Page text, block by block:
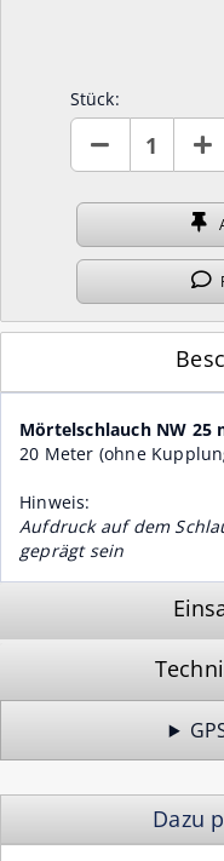
Stück:
Stück
Mörtelschlauch NW 25
20 Meter (ohne
Hinweis:
Aufdruck auf dem
geprägt sein
Dazu